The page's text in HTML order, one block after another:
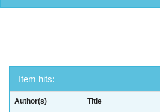
Item hits:
Author(s) Title